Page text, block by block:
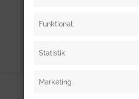
Funktional
Statistik
Marketing